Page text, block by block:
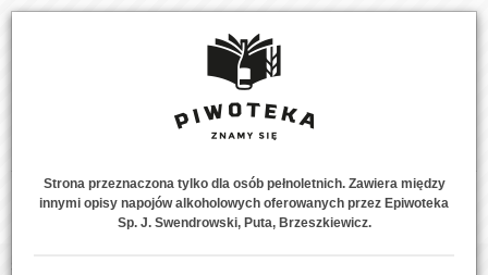
MENU 0
Strona przeznaczona tylko dla osób pełnoletnich. Zawiera między
innymi opisy napojów alkoholowych oferowanych przez Epiwoteka
Sp. J. Swendrowski, Puta, Brzeszkiewicz.